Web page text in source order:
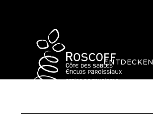
ENTDECKEN